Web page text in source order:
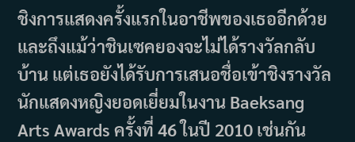
ชิงการแสดงครั้งแรกในอาชีพของเธออีกด้วย
และถึงแม้ว่าชินเซคยองจะไม่ได้รางวัลกลับ
บ้าน แต่เธอยังได้รับการเสนอชื่อเข้าชิงรางวัล
นักแสดงหญิงยอดเยี่ยมในงาน Baeksang
Arts Awards ครั้งที่ 46 ในปี 2010 เช่นกัน